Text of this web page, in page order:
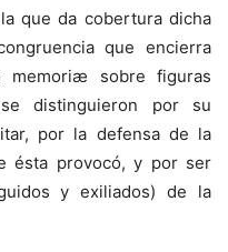
que da cobertura dicha
que encierra
memoriæ sobre figuras
distinguieron por su
por la defensa de la
ésta provocó, y por ser
y exiliados) de la